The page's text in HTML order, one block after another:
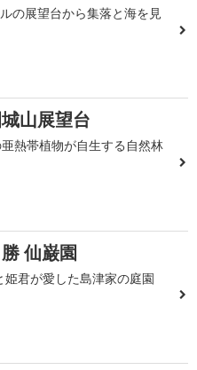
の展望台から集落と海を見
山展望台
熱帯植物が自生する自然林
仙巌園
姫君が愛した島津家の庭園